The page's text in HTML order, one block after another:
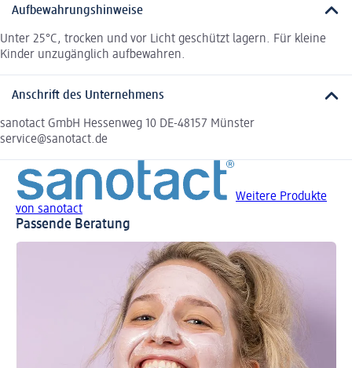
Aufbewahrungshinweise
Unter 25°C, trocken und vor Licht geschützt lagern. Für kleine
Kinder unzugänglich aufbewahren.
Anschrift des Unternehmens
sanotact GmbH Hessenweg 10 DE-48157 Münster
service@sanotact.de
Weitere Produkte
von sanotact
Passende Beratung